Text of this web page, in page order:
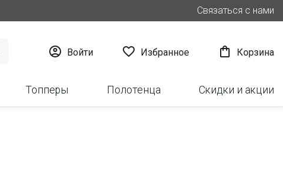
Связаться с нами
 Войти  Избранное  Корзина
Топперы Полотенца Скидки и акции